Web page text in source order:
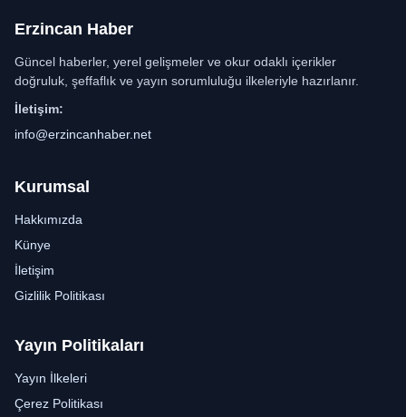
Erzincan Haber
Güncel haberler, yerel gelişmeler ve okur odaklı içerikler
doğruluk, şeffaflık ve yayın sorumluluğu ilkeleriyle hazırlanır.
İletişim:
info@erzincanhaber.net
Kurumsal
Hakkımızda
Künye
İletişim
Gizlilik Politikası
Yayın Politikaları
Yayın İlkeleri
Çerez Politikası